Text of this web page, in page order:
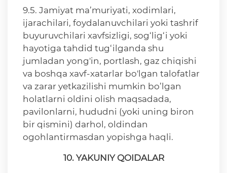
9.5. Jamiyat ma’muriyati, xodimlari,
ijarachilari, foydalanuvchilari yoki tashrif
buyuruvchilari xavfsizligi, sog‘lig‘i yoki
hayotiga tahdid tug‘ilganda shu
jumladan yong'in, portlash, gaz chiqishi
va boshqa xavf-xatarlar bo'lgan talofatlar
va zarar yetkazilishi mumkin bo’lgan
holatlarni oldini olish maqsadada,
pavilonlarni, hududni (yoki uning biron
bir qismini) darhol, oldindan
ogohlantirmasdan yopishga haqli.
10. YAKUNIY QOIDALAR